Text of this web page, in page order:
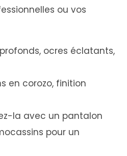
ou vos
ocres éclatants,
en corozo, finition
la avec un pantalon
pour un